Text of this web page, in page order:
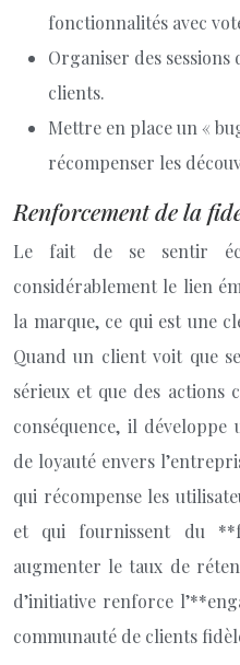
fonctionnalités avec
Organiser des
clients.
Mettre en place un «
récompenser les
Renforcement de la
Le fait de se sentir
considérablement le lien
la marque, ce qui est une
Quand un client voit que
sérieux et que des actions
conséquence, il
de loyauté envers
qui récompense les
et qui fournissent du
augmenter le taux de
d’initiative renforce
communauté de clients